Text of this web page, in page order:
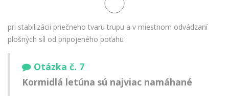
pri stabilizácii priečneho tvaru trupu a v miestnom odvádzaní
plošných síl od pripojeného poťahu
Otázka č. 7
Kormidlá letúna sú najviac namáhané